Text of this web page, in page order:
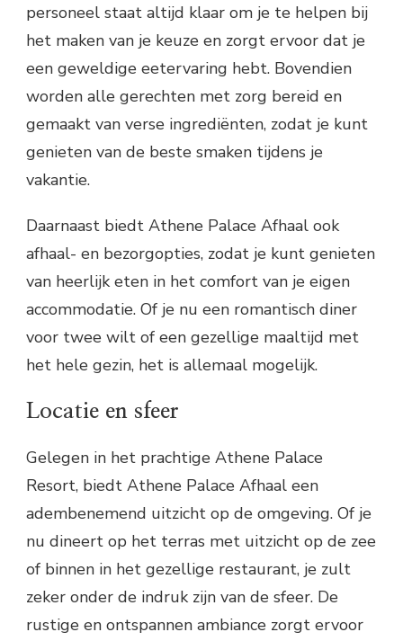
personeel staat altijd klaar om je te helpen bij
het maken van je keuze en zorgt ervoor dat je
een geweldige eetervaring hebt. Bovendien
worden alle gerechten met zorg bereid en
gemaakt van verse ingrediënten, zodat je kunt
genieten van de beste smaken tijdens je
vakantie.
Daarnaast biedt Athene Palace Afhaal ook
afhaal- en bezorgopties, zodat je kunt genieten
van heerlijk eten in het comfort van je eigen
accommodatie. Of je nu een romantisch diner
voor twee wilt of een gezellige maaltijd met
het hele gezin, het is allemaal mogelijk.
Locatie en sfeer
Gelegen in het prachtige Athene Palace
Resort, biedt Athene Palace Afhaal een
adembenemend uitzicht op de omgeving. Of je
nu dineert op het terras met uitzicht op de zee
of binnen in het gezellige restaurant, je zult
zeker onder de indruk zijn van de sfeer. De
rustige en ontspannen ambiance zorgt ervoor